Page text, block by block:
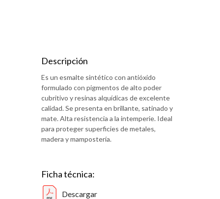
Descripción
Es un esmalte sintético con antióxido
formulado con pigmentos de alto poder
cubritivo y resinas alquídicas de excelente
calidad. Se presenta en brillante, satinado y
mate. Alta resistencia a la intemperie. Ideal
para proteger superficies de metales,
madera y mampostería.
Ficha técnica:
Descargar